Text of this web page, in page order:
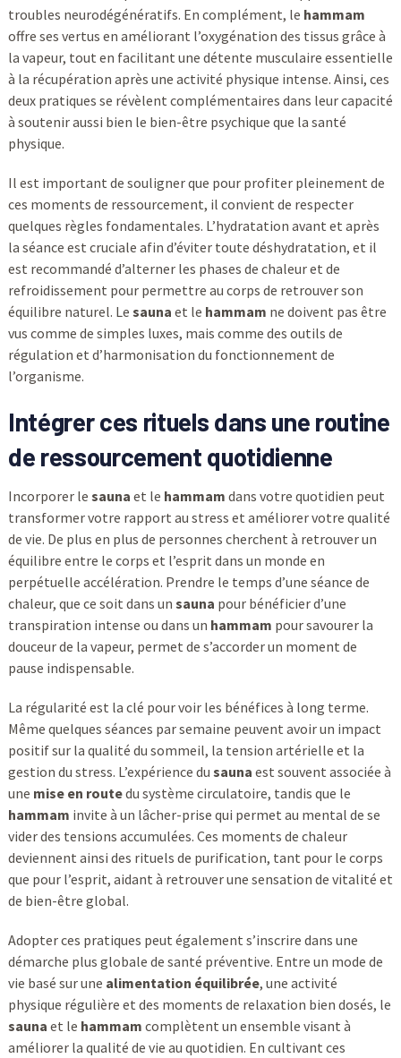
troubles neurodégénératifs. En complément, le hammam
offre ses vertus en améliorant l’oxygénation des tissus grâce à
la vapeur, tout en facilitant une détente musculaire essentielle
à la récupération après une activité physique intense. Ainsi, ces
deux pratiques se révèlent complémentaires dans leur capacité
à soutenir aussi bien le bien-être psychique que la santé
physique.
Il est important de souligner que pour profiter pleinement de
ces moments de ressourcement, il convient de respecter
quelques règles fondamentales. L’hydratation avant et après
la séance est cruciale afin d’éviter toute déshydratation, et il
est recommandé d’alterner les phases de chaleur et de
refroidissement pour permettre au corps de retrouver son
équilibre naturel. Le sauna et le hammam ne doivent pas être
vus comme de simples luxes, mais comme des outils de
régulation et d’harmonisation du fonctionnement de
l’organisme.
Intégrer ces rituels dans une routine
de ressourcement quotidienne
Incorporer le sauna et le hammam dans votre quotidien peut
transformer votre rapport au stress et améliorer votre qualité
de vie. De plus en plus de personnes cherchent à retrouver un
équilibre entre le corps et l’esprit dans un monde en
perpétuelle accélération. Prendre le temps d’une séance de
chaleur, que ce soit dans un sauna pour bénéficier d’une
transpiration intense ou dans un hammam pour savourer la
douceur de la vapeur, permet de s’accorder un moment de
pause indispensable.
La régularité est la clé pour voir les bénéfices à long terme.
Même quelques séances par semaine peuvent avoir un impact
positif sur la qualité du sommeil, la tension artérielle et la
gestion du stress. L’expérience du sauna est souvent associée à
une mise en routedu système circulatoire, tandis que le
hammam invite à un lâcher-prise qui permet au mental de se
vider des tensions accumulées. Ces moments de chaleur
deviennent ainsi des rituels de purification, tant pour le corps
que pour l’esprit, aidant à retrouver une sensation de vitalité et
de bien-être global.
Adopter ces pratiques peut également s’inscrire dans une
démarche plus globale de santé préventive. Entre un mode de
vie basé sur une alimentation équilibrée, une activité
physique régulière et des moments de relaxation bien dosés, le
sauna et le hammam complètent un ensemble visant à
améliorer la qualité de vie au quotidien. En cultivant ces